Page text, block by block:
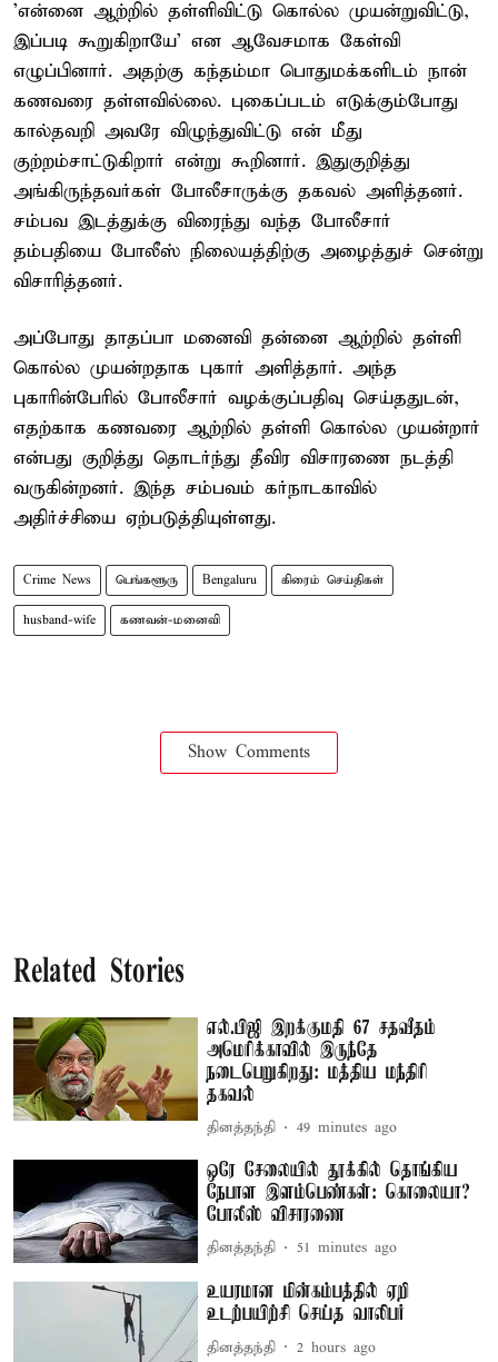
'என்னை ஆற்றில் தள்ளிவிட்டு கொல்ல முயன்றுவிட்டு,
இப்படி கூறுகிறாயே' என ஆவேசமாக கேள்வி
எழுப்பினார். அதற்கு கந்தம்மா பொதுமக்களிடம் நான்
கணவரை தள்ளவில்லை. புகைப்படம் எடுக்கும்போது
கால்தவறி அவரே விழுந்துவிட்டு என் மீது
குற்றம்சாட்டுகிறார் என்று கூறினார். இதுகுறித்து
அங்கிருந்தவர்கள் போலீசாருக்கு தகவல் அளித்தனர்.
சம்பவ இடத்துக்கு விரைந்து வந்த போலீசார்
தம்பதியை போலீஸ் நிலையத்திற்கு அழைத்துச் சென்று
விசாரித்தனர்.
அப்போது தாதப்பா மனைவி தன்னை ஆற்றில் தள்ளி
கொல்ல முயன்றதாக புகார் அளித்தார். அந்த
புகாரின்பேரில் போலீசார் வழக்குப்பதிவு செய்ததுடன்,
எதற்காக கணவரை ஆற்றில் தள்ளி கொல்ல முயன்றார்
என்பது குறித்து தொடர்ந்து தீவிர விசாரணை நடத்தி
வருகின்றனர். இந்த சம்பவம் கர்நாடகாவில்
அதிர்ச்சியை ஏற்படுத்தியுள்ளது.
Crime News பெங்களூரு Bengaluru கிரைம் செய்திகள்
husband-wife கணவன்-மனைவி
Show Comments
Related Stories
எல்.பிஜி இறக்குமதி 67 சதவீதம்
அமெரிக்காவில் இருந்தே
நடைபெறுகிறது: மத்திய மந்திரி
தகவல்
தினத்தந்தி 49 minutes ago
ஒரே சேலையில் தூக்கில் தொங்கிய
நேபாள இளம்பெண்கள்: கொலையா?
போலீஸ் விசாரணை
தினத்தந்தி 51 minutes ago
உயரமான மின்கம்பத்தில் ஏறி
உடற்பயிற்சி செய்த வாலிபர்
தினத்தந்தி 2 hours ago